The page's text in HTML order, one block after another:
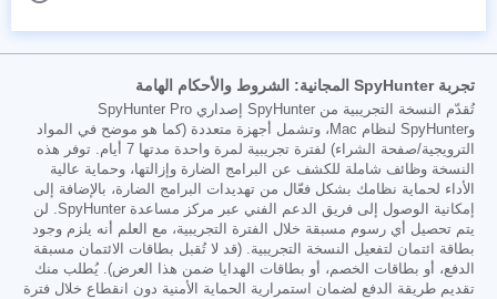
تجربة SpyHunter المجانية: الشروط والأحكام الهامة
تُقدّم النسخة التجريبية من SpyHunter إصداري SpyHunter Pro
وSpyHunter لنظام Mac، وتشمل أجهزة متعددة (كما هو موضح في المواد
الترويجية/صفحة الشراء) لفترة تجريبية لمرة واحدة مدتها 7 أيام. توفر هذه
النسخة وظائف شاملة للكشف عن البرامج الضارة وإزالتها، وحماية عالية
الأداء لحماية نظامك بشكل فعّال من تهديدات البرامج الضارة، بالإضافة إلى
إمكانية الوصول إلى فريق الدعم الفني عبر مركز مساعدة SpyHunter. لن
يتم تحصيل أي رسوم مسبقة خلال الفترة التجريبية، مع العلم أنه يلزم وجود
بطاقة ائتمان لتفعيل النسخة التجريبية. (قد لا تُقبل بطاقات الائتمان مسبقة
الدفع، أو بطاقات الخصم، أو بطاقات الهدايا ضمن هذا العرض). يُطلب منك
تقديم طريقة الدفع لضمان استمرارية الحماية الأمنية دون انقطاع خلال فترة